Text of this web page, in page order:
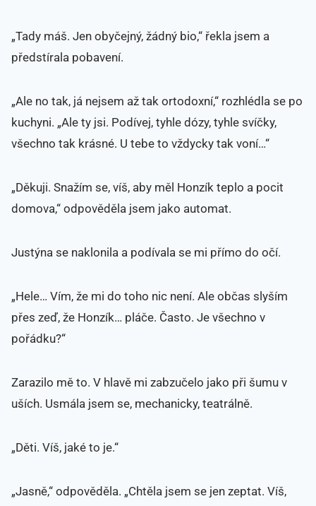
„Tady máš. Jen obyčejný, žádný bio,“ řekla jsem a
předstírala pobavení.
„Ale no tak, já nejsem až tak ortodoxní,“ rozhlédla se po
kuchyni. „Ale ty jsi. Podívej, tyhle dózy, tyhle svíčky,
všechno tak krásné. U tebe to vždycky tak voní…“
„Děkuji. Snažím se, víš, aby měl Honzík teplo a pocit
domova,“ odpověděla jsem jako automat.
Justýna se naklonila a podívala se mi přímo do očí.
„Hele… Vím, že mi do toho nic není. Ale občas slyším
přes zeď, že Honzík… pláče. Často. Je všechno v
pořádku?“
Zarazilo mě to. V hlavě mi zabzučelo jako při šumu v
uších. Usmála jsem se, mechanicky, teatrálně.
„Děti. Víš, jaké to je.“
„Jasně,“ odpověděla. „Chtěla jsem se jen zeptat. Víš,